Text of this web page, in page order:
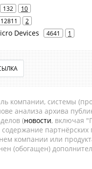
132 10
12811 2
Devices 4641 1
компании, системы
анализа архива
(новости, включая
компании или
(обогащен)